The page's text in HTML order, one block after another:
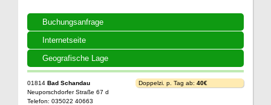
Buchungsanfrage
Internetseite
Geografische Lage
01814 Bad Schandau
Neuporschdorfer Straße 67 d
Telefon: 035022 40663
Doppelzi. p. Tag ab: 40€